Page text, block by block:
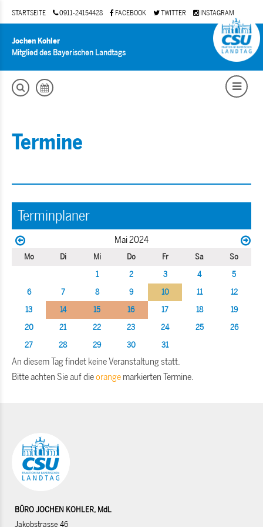
STARTSEITE 0911-24154428 FACEBOOK TWITTER INSTAGRAM
Jochen Kohler
Mitglied des Bayerischen Landtags
Termine
Terminplaner
Mai 2024
Mo Di Mi Do Fr Sa
So
1
2 3 4
5
6
7 8 9 10 11
12
13
14 15 16 17 18
19
20
21 22 23 24 25
26
27
28 29 30 31
An diesem Tag findet keine Veranstaltung statt.
Bitte achten Sie auf dieorange markierten Termine.
BÜRO JOCHEN KOHLER, MdL
Jakobstrasse 46